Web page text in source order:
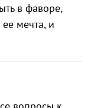
в фаворе,
мечта, и